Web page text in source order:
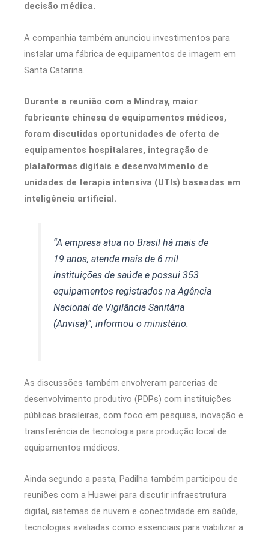
decisão médica.
A companhia também anunciou investimentos para
instalar uma fábrica de equipamentos de imagem em
Santa Catarina.
Durante a reunião com a Mindray, maior
fabricante chinesa de equipamentos médicos,
foram discutidas oportunidades de oferta de
equipamentos hospitalares, integração de
plataformas digitais e desenvolvimento de
unidades de terapia intensiva (UTIs) baseadas em
inteligência artificial.
“A empresa atua no Brasil há mais de
19 anos, atende mais de 6 mil
instituições de saúde e possui 353
equipamentos registrados na Agência
Nacional de Vigilância Sanitária
(Anvisa)”, informou o ministério.
As discussões também envolveram parcerias de
desenvolvimento produtivo (PDPs) com instituições
públicas brasileiras, com foco em pesquisa, inovação e
transferência de tecnologia para produção local de
equipamentos médicos.
Ainda segundo a pasta, Padilha também participou de
reuniões com a Huawei para discutir infraestrutura
digital, sistemas de nuvem e conectividade em saúde,
tecnologias avaliadas como essenciais para viabilizar a